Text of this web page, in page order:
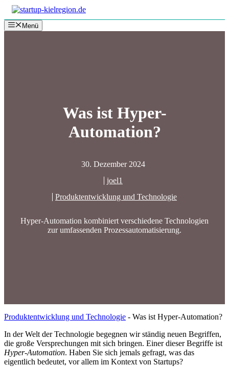
Zum
Inhalt
springenMenü
Was ist Hyper-
Automation?
30. Dezember 2024
joel1
Produktentwicklung und Technologie
Hyper-Automation kombiniert verschiedene Technologien
zur umfassenden Prozessautomatisierung.
Produktentwicklung und Technologie - Was ist Hyper-Automation?
In der Welt der Technologie begegnen wir ständig neuen Begriffen,
die große Versprechungen mit sich bringen. Einer dieser Begriffe ist
Hyper-Automation. Haben Sie sich jemals gefragt, was das
eigentlich bedeutet, vor allem im Kontext von Startups?